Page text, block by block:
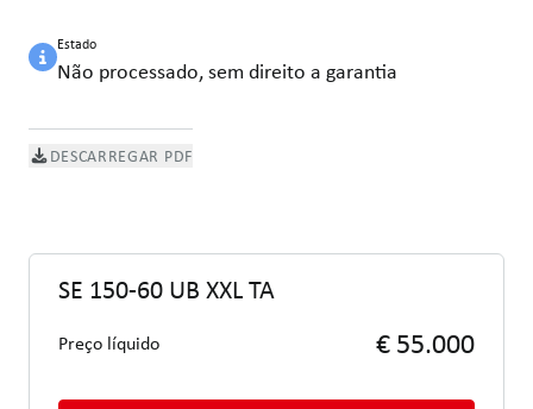
Estado
Não processado, sem direito a garantia
DESCARREGAR PDF
SE 150-60 UB XXL TA
Preço líquido € 55.000